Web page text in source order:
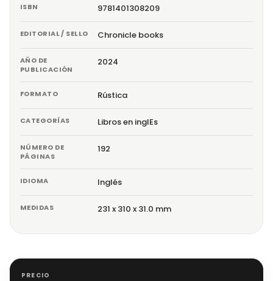
ISBN 9781401308209
EDITORIAL / SELLO Chronicle books
AÑO DE
PUBLICACIÓN
2024
FORMATO Rústica
CATEGORÍAS Libros en inglEs
NÚMERO DE
PÁGINAS
192
IDIOMA Inglés
MEDIDAS 231 x 310 x 31.0 mm
PRECIO